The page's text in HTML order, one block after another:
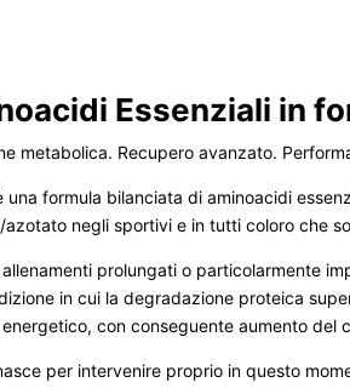
Essenziali in
metabolica. Recupero avanzato.
una formula bilanciata di aminoacidi
azotato negli sportivi e in tutti coloro che
prolungati o particolarmente
in cui la degradazione proteica
con conseguente aumento del
per intervenire proprio in questo